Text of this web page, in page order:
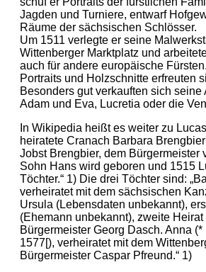
Jagden und Turniere, entwarf
Räume der sächsischen Schlösser.
Um 1511 verlegte er seine
Wittenberger Marktplatz und
auch für andere europäische
Portraits und Holzschnitte erfreuten
Besonders gut verkauften sich
Adam und Eva, Lucretia oder die
In Wikipedia heißt es weiter zu
heiratete Cranach Barbara
Jobst Brengbier, dem Bürgermeister
Sohn Hans wird geboren und 1515
Töchter.“ 1) Die drei Töchter sind:
verheiratet mit dem sächsischen
Ursula (Lebensdaten unbekannt),
(Ehemann unbekannt), zweite
Bürgermeister Georg Dasch. Anna
1577[), verheiratet mit dem
Bürgermeister Caspar Pfreund.“ 1)